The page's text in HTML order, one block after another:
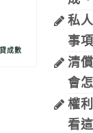
成數
私
事
清
會
權
看